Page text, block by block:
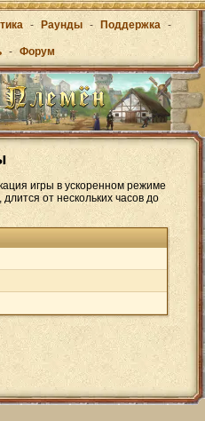
- Раунды - Поддержка -
- Форум
игры в ускоренном режиме
от нескольких часов до